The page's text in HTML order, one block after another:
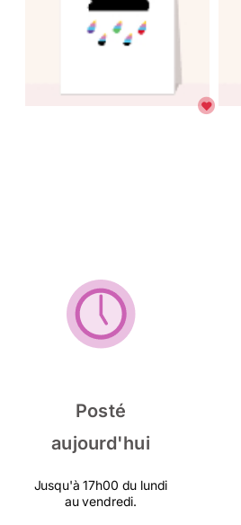
Posté
aujourd'hui
Jusqu'à 17h00 du lundi
au vendredi.